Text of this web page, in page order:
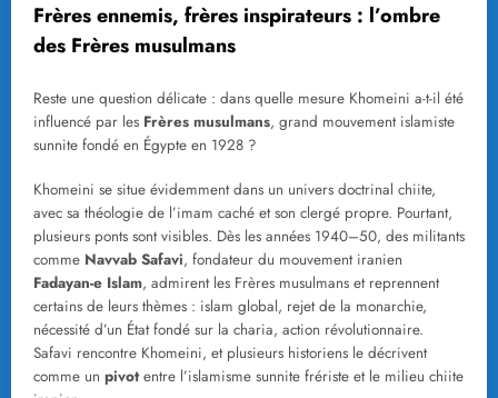
Frères ennemis, frères inspirateurs : l’ombre
des Frères musulmans
Reste une question délicate : dans quelle mesure Khomeini a-t-il été
influencé par les Frères musulmans, grand mouvement islamiste
sunnite fondé en Égypte en 1928 ?
Khomeini se situe évidemment dans un univers doctrinal chiite,
avec sa théologie de l’imam caché et son clergé propre. Pourtant,
plusieurs ponts sont visibles. Dès les années 1940–50, des militants
comme Navvab Safavi, fondateur du mouvement iranien
Fadayan-e Islam, admirent les Frères musulmans et reprennent
certains de leurs thèmes : islam global, rejet de la monarchie,
nécessité d’un État fondé sur la charia, action révolutionnaire.
Safavi rencontre Khomeini, et plusieurs historiens le décrivent
comme un pivotentre l’islamisme sunnite frériste et le milieu chiite